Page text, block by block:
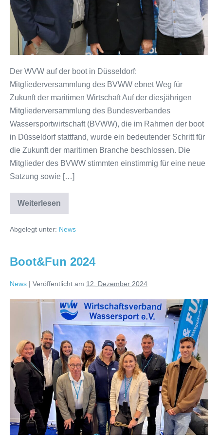
Der WVW auf der boot in Düsseldorf:
Mitgliederversammlung des BVWW ebnet Weg für
Zukunft der maritimen Wirtschaft Auf der diesjährigen
Mitgliederversammlung des Bundesverbandes
Wassersportwirtschaft (BVWW), die im Rahmen der boot
in Düsseldorf stattfand, wurde ein bedeutender Schritt für
die Zukunft der maritimen Branche beschlossen. Die
Mitglieder des BVWW stimmten einstimmig für eine neue
Satzung sowie […]
Weiterlesen
Der
WVW
der
in
Abgelegt unter: News
Boot&Fun 2024
News | Veröffentlicht am 12. Dezember 2024
Boot&Fun